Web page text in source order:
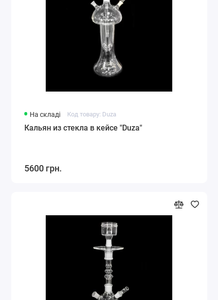
На складі Код товару: Duza
Кальян из стекла в кейсе "Duza"
5600 грн.